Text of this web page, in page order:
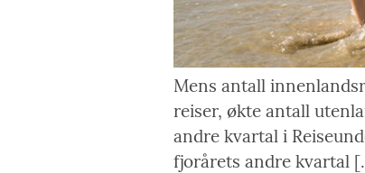
Mens antall
reiser, økte antall
andre kvartal i
fjorårets andre kvartal